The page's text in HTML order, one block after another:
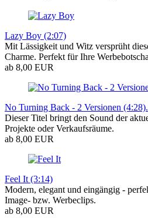
Lazy Boy (2:07)
Mit Lässigkeit und Witz versprüht
Charme. Perfekt für Ihre
ab 8,00 EUR
No Turning Back - 2 Versionen
Dieser Titel bringt den Sound der
Projekte oder Verkaufsräume.
ab 8,00 EUR
Feel It (3:14)
Modern, elegant und eingängig -
Image- bzw. Werbeclips.
ab 8,00 EUR